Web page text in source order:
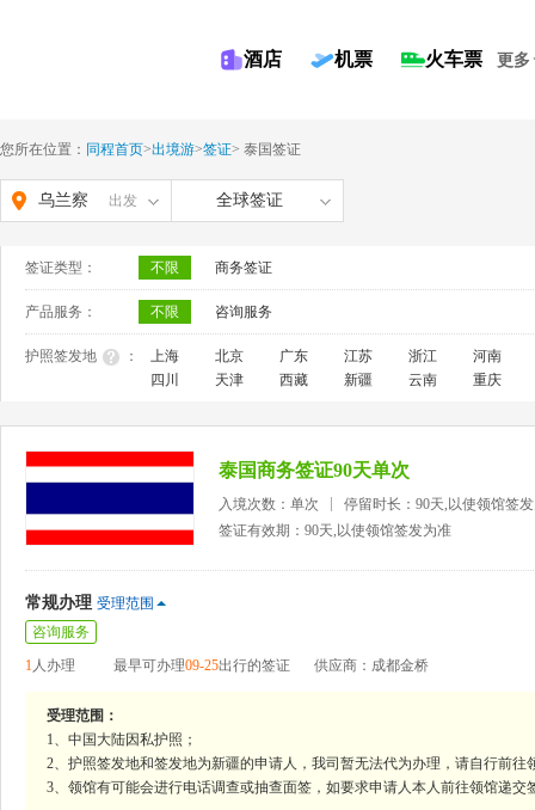
酒店 机票 火车票 更多
您所在位置： 同程首页>出境游>签证> 泰国签证
乌兰察 出发 全球签证
签证类型： 不限 商务签证
产品服务： 不限 咨询服务
护照签发地 ： 上海 北京 广东 江苏 浙江
河南
四川
天津 西藏 新疆 云南 重庆
泰国商务签证90天单次
入境次数：单次
停留时长：90天,以使领馆签
签证有效期：90天,以使领馆签发为准
常规办理 受理范围
咨询服务
1人办理 最早可办理09-25出行的签证 供应商：成都金桥
受理范围：
1、中国大陆因私护照；
2、护照签发地和签发地为新疆的申请人，我司暂无法代为办理，请自行前往
3、领馆有可能会进行电话调查或抽查面签，如要求申请人本人前往领馆递